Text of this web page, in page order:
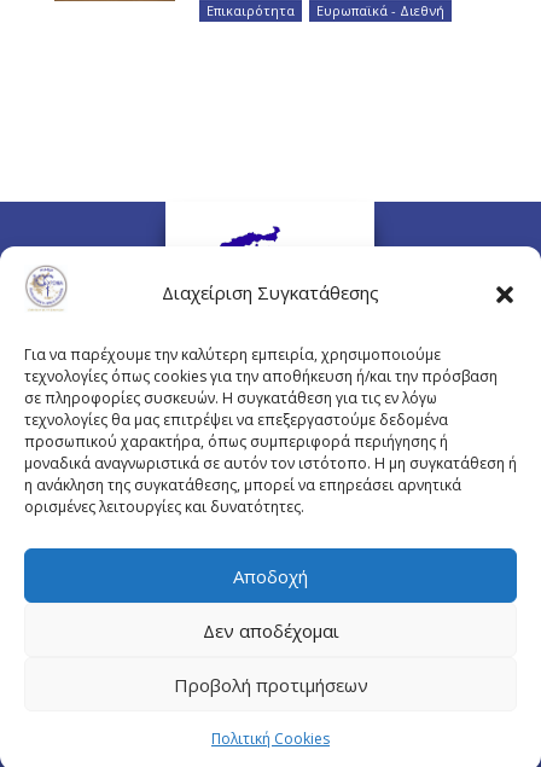
Διαχείριση Συγκατάθεσης
Για να παρέχουμε την καλύτερη εμπειρία, χρησιμοποιούμε
τεχνολογίες όπως cookies για την αποθήκευση ή/και την πρόσβαση
σε πληροφορίες συσκευών. Η συγκατάθεση για τις εν λόγω
τεχνολογίες θα μας επιτρέψει να επεξεργαστούμε δεδομένα
προσωπικού χαρακτήρα, όπως συμπεριφορά περιήγησης ή
μοναδικά αναγνωριστικά σε αυτόν τον ιστότοπο. Η μη συγκατάθεση ή
η ανάκληση της συγκατάθεσης, μπορεί να επηρεάσει αρνητικά
ορισμένες λειτουργίες και δυνατότητες.
Αποδοχή
Δεν αποδέχομαι
Προβολή προτιμήσεων
Πολιτική Cookies
Επικαιρότητα Ευρωπαϊκά - Διεθνή
Πλουτάρχου 3, 10675 Αθήνα
Email επικοινωνίας:pisinfo@pis.gr
© Copyright pis.gr 2019 - Designed & Hosted by